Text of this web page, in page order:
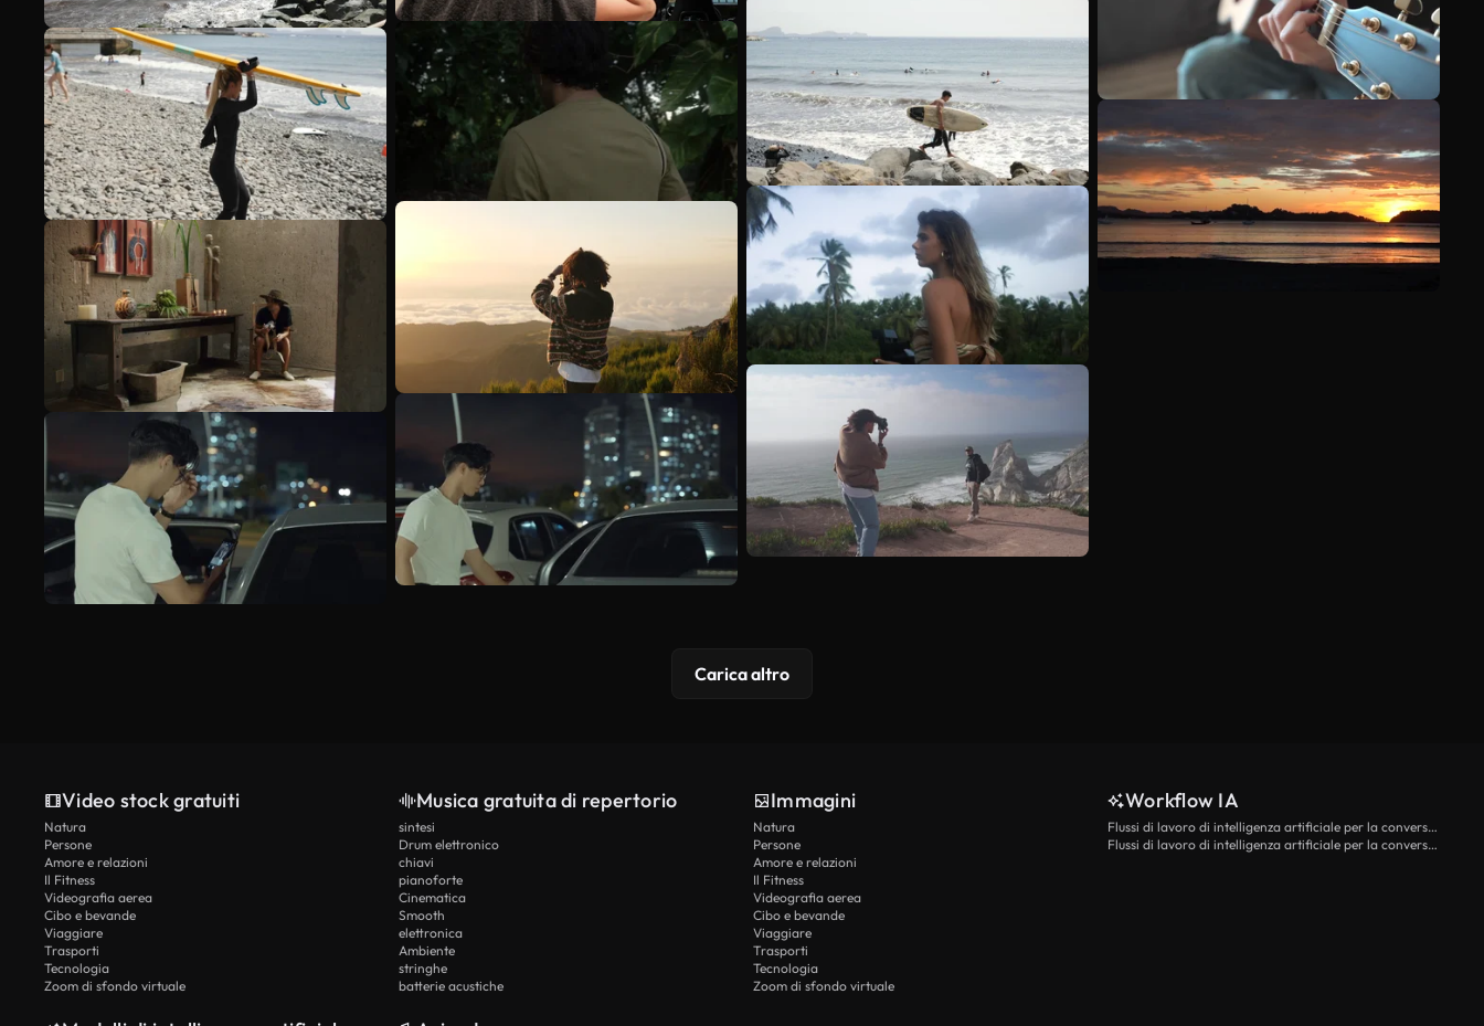
Carica altro
Video stock gratuiti
Natura
Persone
Amore e relazioni
Il Fitness
Videografia aerea
Cibo e bevande
Viaggiare
Trasporti
Tecnologia
Zoom di sfondo virtuale
Musica gratuita di repertorio
sintesi
Drum elettronico
chiavi
pianoforte
Cinematica
Smooth
elettronica
Ambiente
stringhe
batterie acustiche
Immagini
Natura
Persone
Amore e relazioni
Il Fitness
Videografia aerea
Cibo e bevande
Viaggiare
Trasporti
Tecnologia
Zoom di sfondo virtuale
Workflow IA
Flussi di lavoro di intelligenza artificiale per la conversione da testo a video
Flussi di lavoro di intelligenza artificiale per la conversione di immagini in video